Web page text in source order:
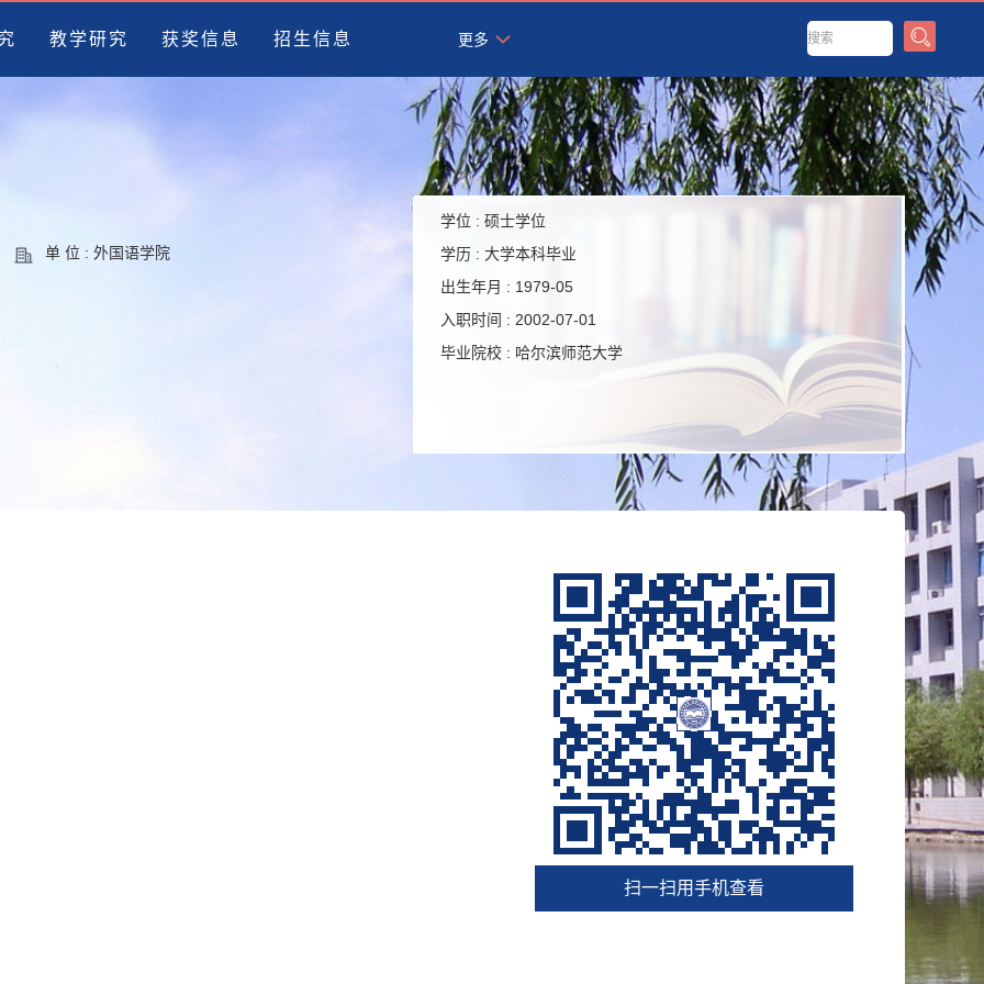
教学研究 获奖信息 招生信息 更多
单 位 : 外国语学院
学位 : 硕士学位
学历 : 大学本科毕业
出生年月 : 1979-05
入职时间 : 2002-07-01
毕业院校 : 哈尔滨师范大学
扫一扫用手机查看